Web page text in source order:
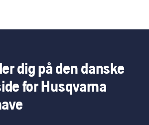
dig på den danske
for Husqvarna